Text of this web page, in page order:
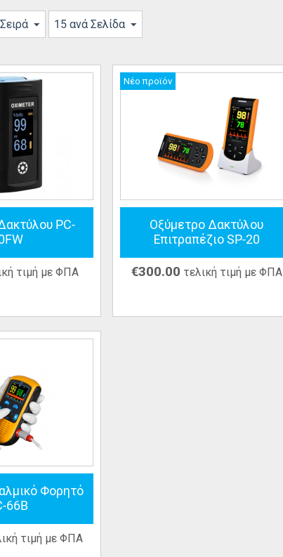
15 ανά Σελίδα
PC-
τιμή με ΦΠΑ
Οξύμετρο Δακτύλου
Επιτραπέζιο SP-20
€300.00 τελική τιμή με ΦΠΑ
Νέο προϊόν
Φορητό
66B
τιμή με ΦΠΑ